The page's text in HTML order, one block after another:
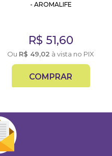
- AROMALIFE
R$ 51,60
Ou R$ 49,02 à vista no PIX
COMPRAR